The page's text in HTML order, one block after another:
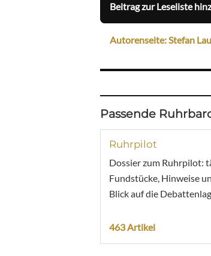
Beitrag zur Leseliste
Autorenseite: Stefan
Passende
Ruhrpilot
Dossier zum Ruhrpilot:
Fundstücke, Hinweise
Blick auf die
463 Artikel